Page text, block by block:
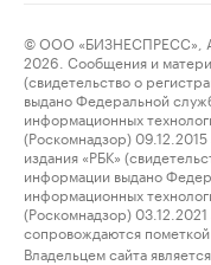
© ООО «БИЗНЕСПРЕСС»,
2026. Сообщения и
(свидетельство о
выдано Федеральной
информационных
(Роскомнадзор)
издания «РБК»
информации выдано
информационных
(Роскомнадзор)
сопровождаются пометкой
Владельцем сайта